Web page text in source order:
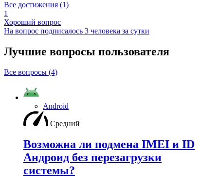
Все достижения (1)
1
Хороший вопрос
На вопрос подписалось 3 человека за сутки
Лучшие вопросы пользователя
Все вопросы (4)
Android
Средний
Возможна ли подмена IMEI и ID
Андроид без перезагрузки
системы?